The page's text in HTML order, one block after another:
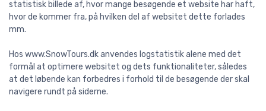
statistisk billede af, hvor mange besøgende et website har haft,
hvor de kommer fra, på hvilken del af websitet dette forlades
mm.
Hos www.SnowTours.dk anvendes logstatistik alene med det
formål at optimere websitet og dets funktionaliteter, således
at det løbende kan forbedres i forhold til de besøgende der skal
navigere rundt på siderne.